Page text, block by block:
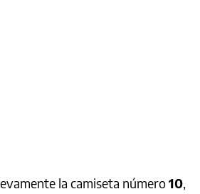
la camiseta número10,